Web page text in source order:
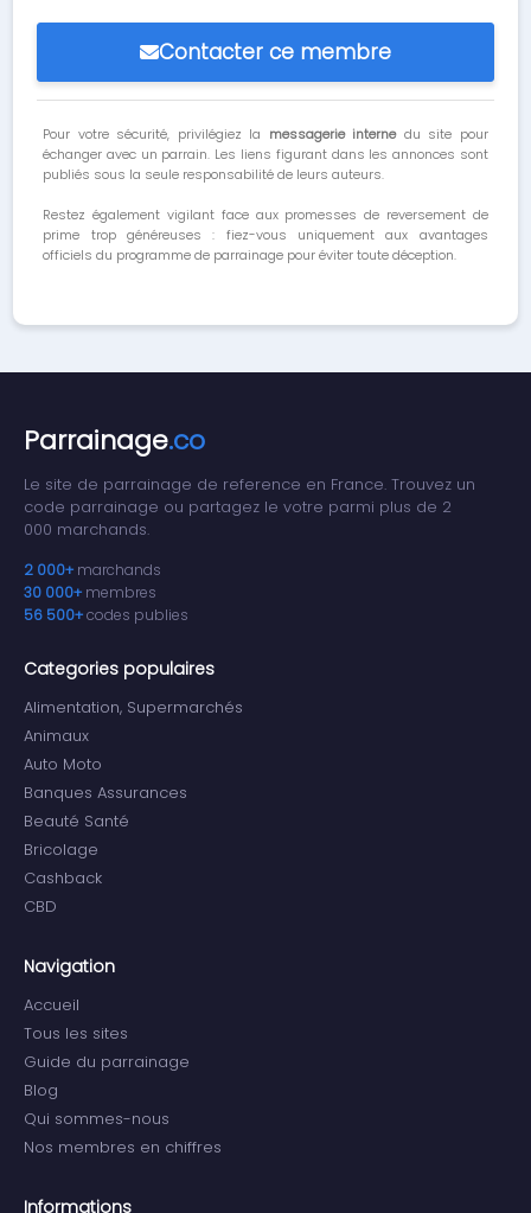
Contacter ce membre
Pour votre sécurité, privilégiez la messagerie internedu site pour
échanger avec un parrain. Les liens figurant dans les annonces sont
publiés sous la seule responsabilité de leurs auteurs.
Restez également vigilant face aux promesses de reversement de
prime trop généreuses : fiez-vous uniquement aux avantages
officiels du programme de parrainage pour éviter toute déception.
Parrainage.co
Le site de parrainage de reference en France. Trouvez un
code parrainage ou partagez le votre parmi plus de 2
000 marchands.
2 000+ marchands
30 000+ membres
56 500+codes publies
Categories populaires
Alimentation, Supermarchés
Animaux
Auto Moto
Banques Assurances
Beauté Santé
Bricolage
Cashback
CBD
Navigation
Accueil
Tous les sites
Guide du parrainage
Blog
Qui sommes-nous
Nos membres en chiffres
Informations